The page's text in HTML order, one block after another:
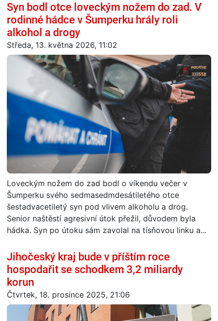
Syn bodl otce loveckým nožem do zad. V
rodinné hádce v Šumperku hrály roli
alkohol a drogy
Středa, 13. května 2026, 11:02
Loveckým nožem do zad bodl o víkendu večer v
Šumperku svého sedmasedmdesátiletého otce
šestadvacetiletý syn pod vlivem alkoholu a drog.
Senior naštěstí agresivní útok přežil, důvodem byla
hádka. Syn po útoku sám zavolal na tísňovou linku a...
Jihočeský kraj bude v příštím roce
hospodařit se schodkem 3,2 miliardy
korun
Čtvrtek, 18. prosince 2025, 21:06